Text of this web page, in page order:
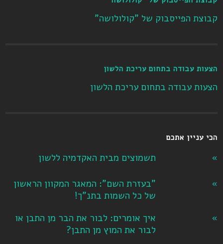
קבוצת הפייסבוק של "קולולושה"
הצעות עבודה בתחום עריכת הלשון
הצעות עבודה בתחום עריכת הלשון
הכי עניין אתכם
תשמוצים מבית האקדמיה ללשון
"בעזרת השם": המאגר המקוון הראשון
של כל השמות בתנ"ך!
איך אומרים: לבור את הבר מן התבן או
לבור את המוץ מן התבן?